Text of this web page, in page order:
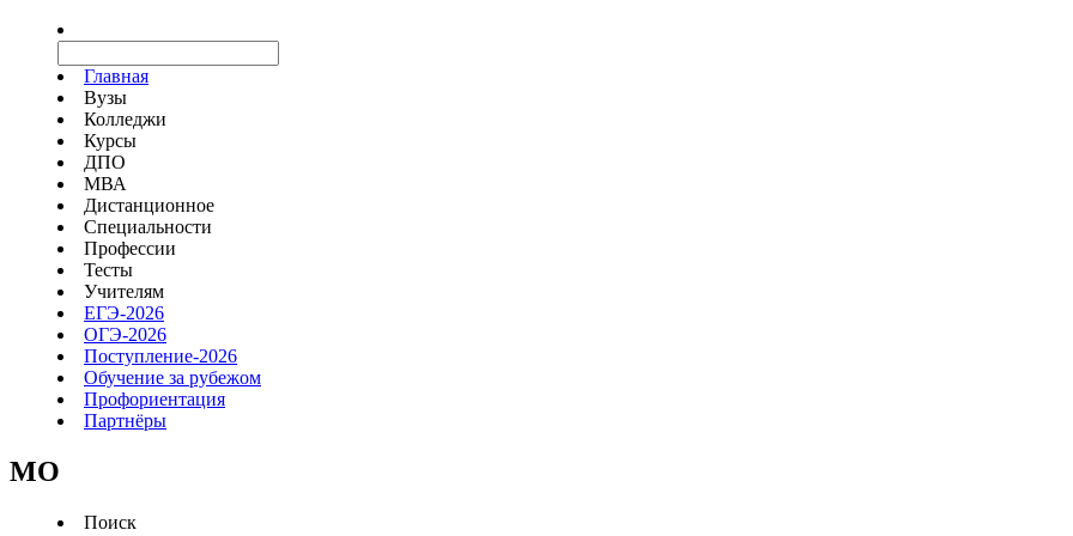
Главная
Вузы
Колледжи
Курсы
ДПО
МВА
Дистанционное
Специальности
Профессии
Тесты
Учителям
ЕГЭ-2026
ОГЭ-2026
Поступление-2026
Обучение за рубежом
Профориентация
Партнёры
MO
Поиск